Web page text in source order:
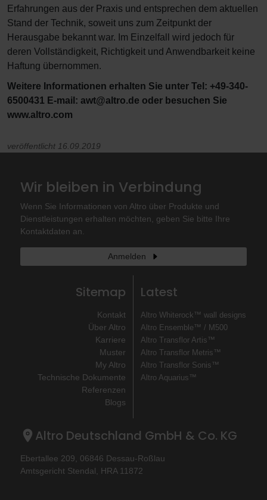
Erfahrungen aus der Praxis und entsprechen dem aktuellen
Stand der Technik, soweit uns zum Zeitpunkt der
Herausgabe bekannt war. Im Einzelfall wird jedoch für
deren Vollständigkeit, Richtigkeit und Anwendbarkeit keine
Haftung übernommen.
Weitere Informationen erhalten Sie unter Tel: +49-340-
6500431 E-mail: awt@altro.de oder besuchen Sie
www.altro.com
veröffentlicht 16.09.2019
Wir bleiben in Verbindung
Wenn Sie Informationen von Altro über Produkte und
Dienstleistungen erhalten möchten, geben Sie bitte Ihre
Kontaktdaten an.
Anmelden
Sitemap
Kontakt
Über Altro
Karriere
Muster
My Altro
Technische Dokumente
Referenzen
Blogs
Latest
Altro Whiterock™ wall designs
Altro Ensemble™ / M500
Altro Transflor Artis™
Altro Transflor Metris™
Altro Transflor Sonis™
Altro Aquarius™
Altro Deutschland GmbH & Co. KG
Ebertallee 209, 06846 Dessau-Roßlau
Amtsgericht Stendal, HRA 11872